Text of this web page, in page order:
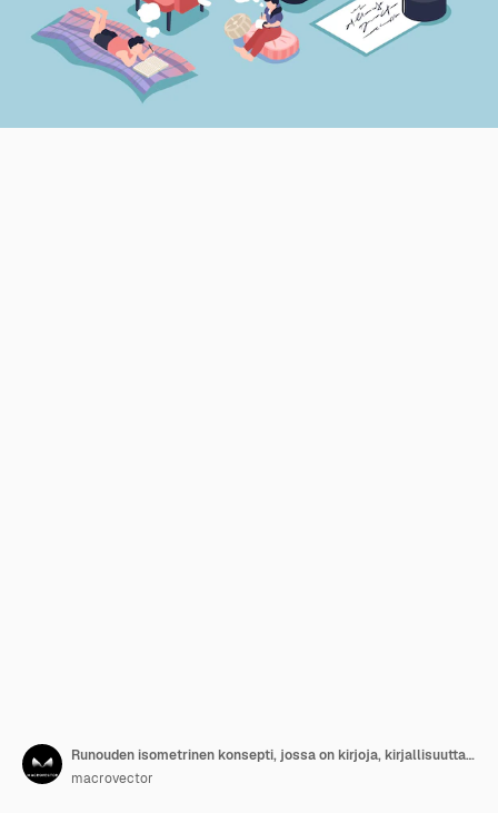
Runouden isometrinen konsepti, jossa on kirjoja, kirjallisuutta ja lukemisen symboleita, kuvitus
macrovector